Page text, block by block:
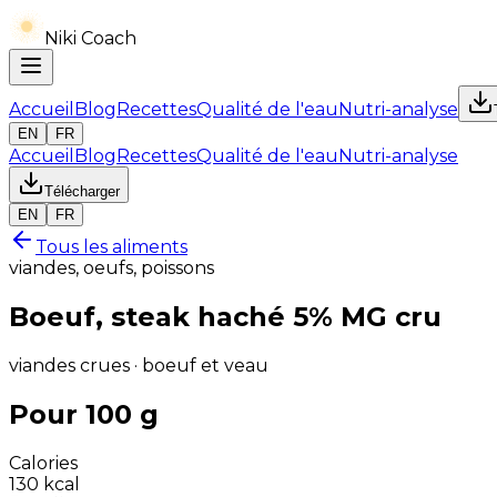
Niki Coach
Accueil BlogRecettesQualité de l'eauNutri-analyse
EN
FR
Accueil BlogRecettesQualité de l'eauNutri-analyse
Télécharger
EN
FR
Tous les aliments
viandes, oeufs, poissons
Boeuf, steak haché 5% MG cru
viandes crues · boeuf et veau
Pour 100 g
Calories
130 kcal